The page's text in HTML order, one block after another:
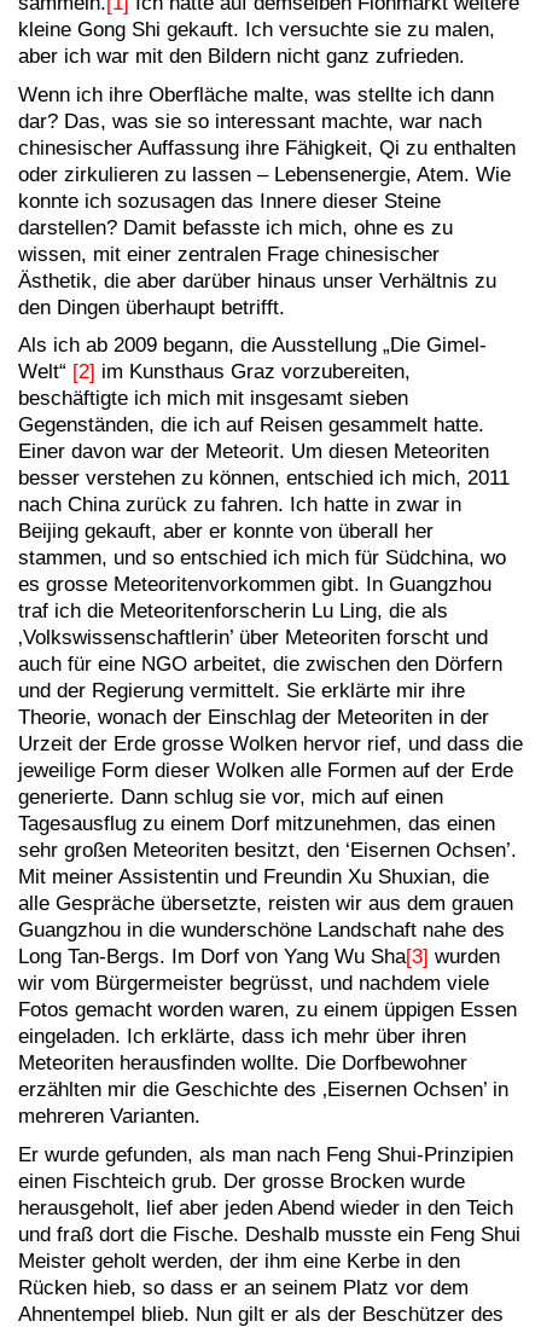
kleine Gong Shi gekauft. Ich versuchte sie zu malen,
aber ich war mit den Bildern nicht ganz zufrieden.
Wenn ich ihre Oberfläche malte, was stellte ich dann
dar? Das, was sie so interessant machte, war nach
chinesischer Auffassung ihre Fähigkeit, Qi zu enthalten
oder zirkulieren zu lassen – Lebensenergie, Atem. Wie
konnte ich sozusagen das Innere dieser Steine
darstellen? Damit befasste ich mich, ohne es zu
wissen, mit einer zentralen Frage chinesischer
Ästhetik, die aber darüber hinaus unser Verhältnis zu
den Dingen überhaupt betrifft.
Als ich ab 2009 begann, die Ausstellung „Die Gimel-
Welt“ [2] im Kunsthaus Graz vorzubereiten,
beschäftigte ich mich mit insgesamt sieben
Gegenständen, die ich auf Reisen gesammelt hatte.
Einer davon war der Meteorit. Um diesen Meteoriten
besser verstehen zu können, entschied ich mich, 2011
nach China zurück zu fahren. Ich hatte in zwar in
Beijing gekauft, aber er konnte von überall her
stammen, und so entschied ich mich für Südchina, wo
es grosse Meteoritenvorkommen gibt. In Guangzhou
traf ich die Meteoritenforscherin Lu Ling, die als
‚Volkswissenschaftlerin’ über Meteoriten forscht und
auch für eine NGO arbeitet, die zwischen den Dörfern
und der Regierung vermittelt. Sie erklärte mir ihre
Theorie, wonach der Einschlag der Meteoriten in der
Urzeit der Erde grosse Wolken hervor rief, und dass die
jeweilige Form dieser Wolken alle Formen auf der Erde
generierte. Dann schlug sie vor, mich auf einen
Tagesausflug zu einem Dorf mitzunehmen, das einen
sehr großen Meteoriten besitzt, den ‘Eisernen Ochsen’.
Mit meiner Assistentin und Freundin Xu Shuxian, die
alle Gespräche übersetzte, reisten wir aus dem grauen
Guangzhou in die wunderschöne Landschaft nahe des
Long Tan-Bergs. Im Dorf von Yang Wu Sha[3] wurden
wir vom Bürgermeister begrüsst, und nachdem viele
Fotos gemacht worden waren, zu einem üppigen Essen
eingeladen. Ich erklärte, dass ich mehr über ihren
Meteoriten herausfinden wollte. Die Dorfbewohner
erzählten mir die Geschichte des ‚Eisernen Ochsen’ in
mehreren Varianten.
Er wurde gefunden, als man nach Feng Shui-Prinzipien
einen Fischteich grub. Der grosse Brocken wurde
herausgeholt, lief aber jeden Abend wieder in den Teich
und fraß dort die Fische. Deshalb musste ein Feng Shui
Meister geholt werden, der ihm eine Kerbe in den
Rücken hieb, so dass er an seinem Platz vor dem
Ahnentempel blieb. Nun gilt er als der Beschützer des